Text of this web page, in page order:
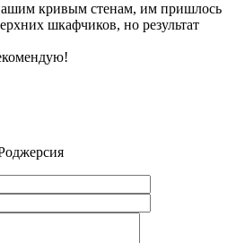
кривым стенам, им пришлось
шкафчиков, но результат